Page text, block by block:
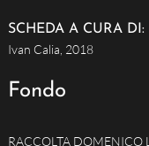
SCHEDA A CURA DI:
Ivan Calia, 2018
Fondo
RACCOLTA DOMENICO